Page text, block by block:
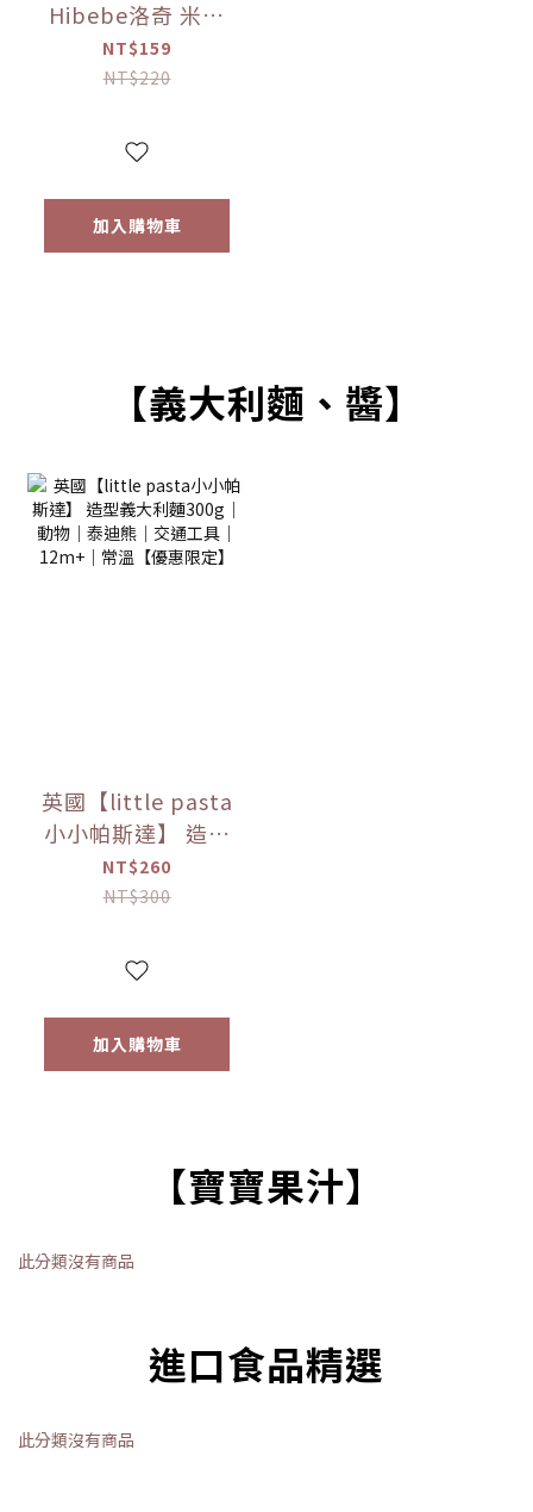
Hibebe洛奇 米米
花-韓國甜南瓜/紫
薯/韓國蘋果+胡蘿
NT$159
NT$220
加入購物車
【義大利麵、醬】
英國【little pasta
小小帕斯達】 造型
義大利麵300g｜動
物｜泰迪熊｜交通
【優惠限定】
NT$260
NT$300
加入購物車
【寶寶果汁】
此分類沒有商品
進口食品精選
此分類沒有商品